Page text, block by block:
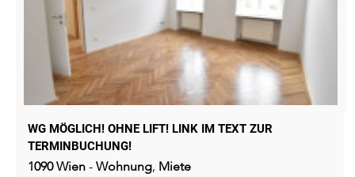
WG MÖGLICH! OHNE LIFT! LINK IM TEXT ZUR
TERMINBUCHUNG!
1090Wien-Wohnung, Miete